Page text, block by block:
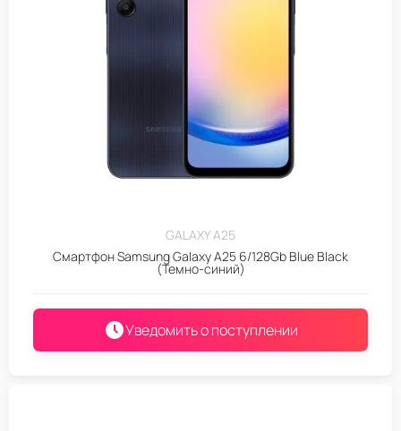
GALAXY A25
Смартфон Samsung Galaxy A25 6/128Gb Blue Black
(Темно-синий)
Уведомить о поступлении